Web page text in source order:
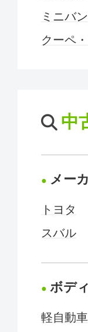
ミニバン
クーペ
中
メー
トヨタ
スバル
ボデ
軽自動車